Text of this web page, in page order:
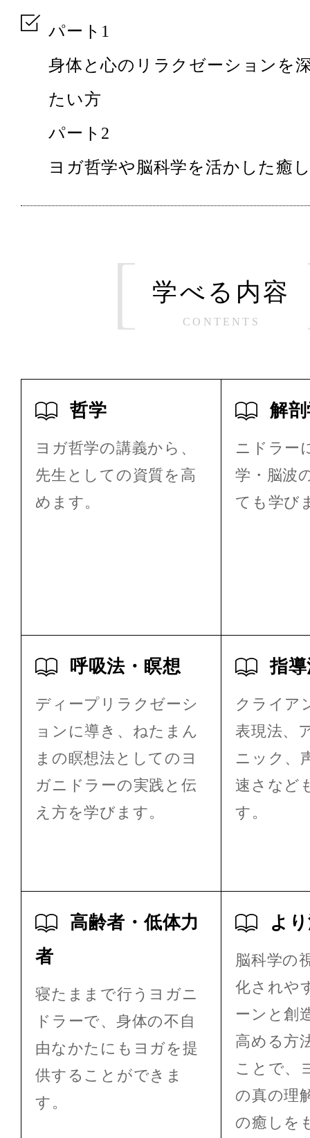
パート1
身体と心のリラクゼーションを
たい方
パート2
ヨガ哲学や脳科学を活かした癒
学べる内容
CONTENTS
哲学
ヨガ哲学の講義から、
先生としての資質を高
めます。
解
ニドラー
学・脳波
ても学び
呼吸法・瞑想
ディープリラクゼーシ
ョンに導き、ねたまん
まの瞑想法としてのヨ
ガニドラーの実践と伝
え方を学びます。
指
クライア
表現法、
ニック、
速さなど
す。
高齢者・低体力
者
寝たままで行うヨガニ
ドラーで、身体の不自
由なかたにもヨガを提
供することができま
す。
よ
脳科学の
化されや
ーンと創
高める方
ことで、
の真の理
の癒しを